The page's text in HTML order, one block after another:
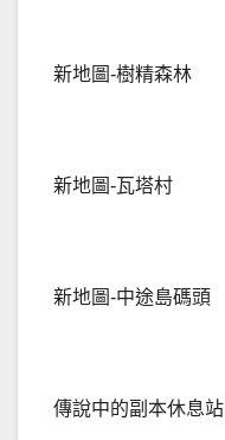
新地圖-樹精森林
新地圖-瓦塔村
新地圖-中途島碼頭
傳說中的副本休息站